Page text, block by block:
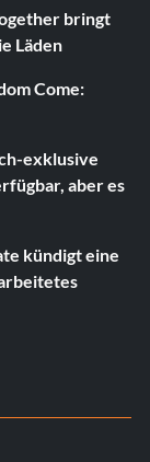
bringt
Läden
Come:
exklusive
aber es
kündigt eine